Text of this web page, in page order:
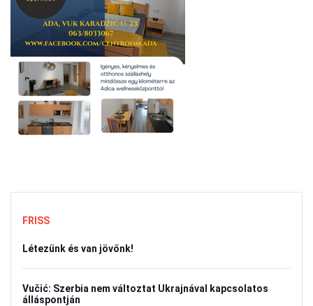
FRISS
Létezünk és van jövőnk!
Vučić: Szerbia nem változtat Ukrajnával kapcsolatos
álláspontján